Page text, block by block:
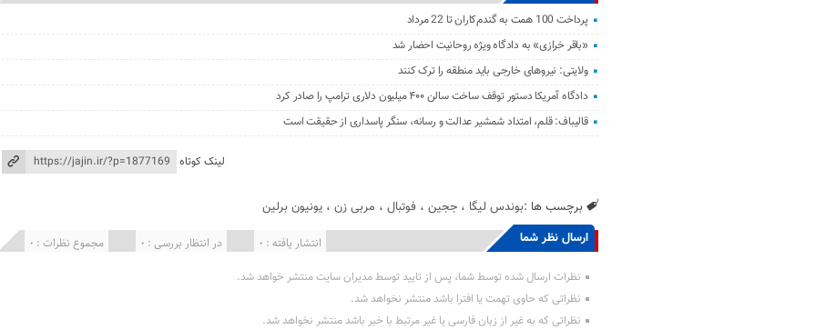
پرداخت 100 همت به گندم‌کاران تا 22 مرداد
«باقر خرازی» به دادگاه ویژه روحانیت احضار شد
ولایتی: نیرو‌های خارجی باید منطقه را ترک کنند
دادگاه آمریکا دستور توقف ساخت سالن ۴۰۰ میلیون دلاری ترامپ را صادر کرد
قالیباف: قلم، امتداد شمشیر عدالت و رسانه، سنگر پاسداری از حقیقت است
لینک کوتاه
برچسب ها :بوندس لیگا ،ججین ، فوتبال ، مربی زن ،یونیون برلین
ارسال نظر شما مجموع نظرات : 0 در انتظار بررسی : 0 انتشار یافته : 0
نظرات ارسال شده توسط شما، پس از تایید توسط مدیران سایت منتشر خواهد شد.
نظراتی که حاوی تهمت یا افترا باشد منتشر نخواهد شد.
نظراتی که به غیر از زبان فارسی یا غیر مرتبط با خبر باشد منتشر نخواهد شد.